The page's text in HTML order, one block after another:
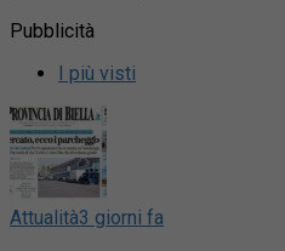
Pubblicità
I più visti
Attualità3 giorni fa